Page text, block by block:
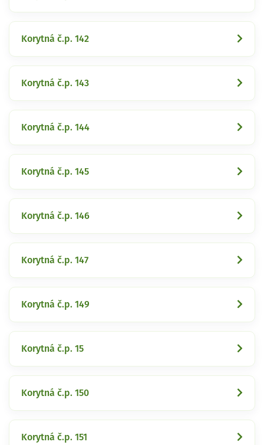
Korytná č.p. 142
Korytná č.p. 143
Korytná č.p. 144
Korytná č.p. 145
Korytná č.p. 146
Korytná č.p. 147
Korytná č.p. 149
Korytná č.p. 15
Korytná č.p. 150
Korytná č.p. 151